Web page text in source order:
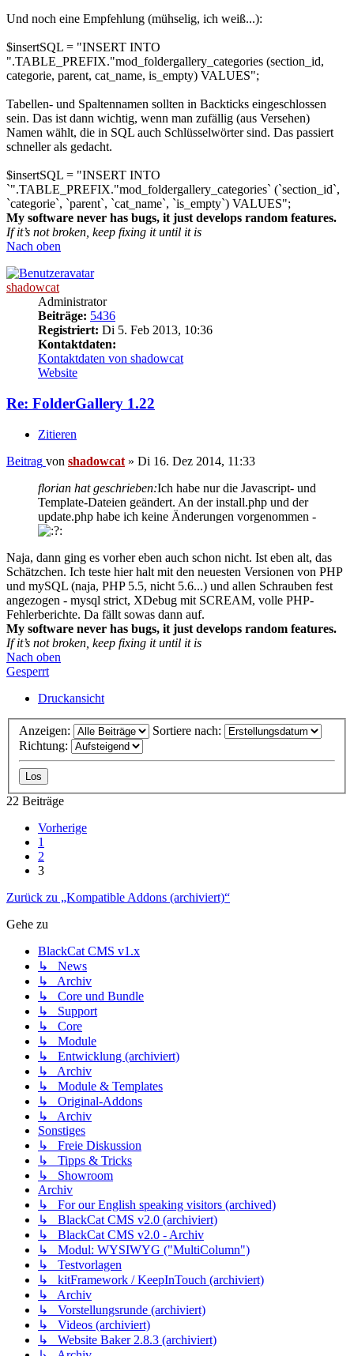
Und noch eine Empfehlung (mühselig, ich weiß...):
$insertSQL = "INSERT INTO
".TABLE_PREFIX."mod_foldergallery_categories (section_id,
categorie, parent, cat_name, is_empty) VALUES";
Tabellen- und Spaltennamen sollten in Backticks eingeschlossen
sein. Das ist dann wichtig, wenn man zufällig (aus Versehen)
Namen wählt, die in SQL auch Schlüsselwörter sind. Das passiert
schneller als gedacht.
$insertSQL = "INSERT INTO
`".TABLE_PREFIX."mod_foldergallery_categories` (`section_id`,
`categorie`, `parent`, `cat_name`, `is_empty`) VALUES";
My software never has bugs, it just develops random features.
If it’s not broken, keep fixing it until it is
Nach oben
shadowcat
Administrator
Beiträge: 5436
Registriert: Di 5. Feb 2013, 10:36
Kontaktdaten:
Kontaktdaten von shadowcat
Website
Re: FolderGallery 1.22
Zitieren
Beitrag von shadowcat » Di 16. Dez 2014, 11:33
florian hat geschrieben:Ich habe nur die Javascript- und
Template-Dateien geändert. An der install.php und der
update.php habe ich keine Änderungen vorgenommen -
Naja, dann ging es vorher eben auch schon nicht. Ist eben alt, das
Schätzchen. Ich teste hier halt mit den neuesten Versionen von PHP
und mySQL (naja, PHP 5.5, nicht 5.6...) und allen Schrauben fest
angezogen - mysql strict, XDebug mit SCREAM, volle PHP-
Fehlerberichte. Da fällt sowas dann auf.
My software never has bugs, it just develops random features.
If it’s not broken, keep fixing it until it is
Nach oben
Gesperrt
Druckansicht
Anzeigen:
Sortiere nach:
Richtung:
22 Beiträge
Vorherige
1
2
3
Zurück zu „Kompatible Addons (archiviert)“
Gehe zu
BlackCat CMS v1.x
↳ News
↳ Archiv
↳ Core und Bundle
↳ Support
↳ Core
↳ Module
↳ Entwicklung (archiviert)
↳ Archiv
↳ Module & Templates
↳ Original-Addons
↳ Archiv
Sonstiges
↳ Freie Diskussion
↳ Tipps & Tricks
↳ Showroom
Archiv
↳ For our English speaking visitors (archived)
↳ BlackCat CMS v2.0 (archiviert)
↳ BlackCat CMS v2.0 - Archiv
↳ Modul: WYSIWYG ("MultiColumn")
↳ Testvorlagen
↳ kitFramework / KeepInTouch (archiviert)
↳ Archiv
↳ Vorstellungsrunde (archiviert)
↳ Videos (archiviert)
↳ Website Baker 2.8.3 (archiviert)